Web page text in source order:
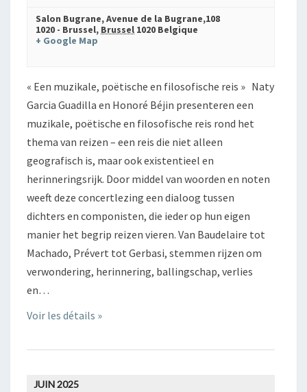
Salon Bugrane,Avenue de la Bugrane,108
1020 - Brussel, Brussel 1020 Belgique
+ Google Map
« Een muzikale, poëtische en filosofische reis » Naty
Garcia Guadilla en Honoré Béjin presenteren een
muzikale, poëtische en filosofische reis rond het
thema van reizen – een reis die niet alleen
geografisch is, maar ook existentieel en
herinneringsrijk. Door middel van woorden en noten
weeft deze concertlezing een dialoog tussen
dichters en componisten, die ieder op hun eigen
manier het begrip reizen vieren. Van Baudelaire tot
Machado, Prévert tot Gerbasi, stemmen rijzen om
verwondering, herinnering, ballingschap, verlies
en…
Voir les détails »
JUIN 2025